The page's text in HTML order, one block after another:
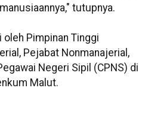
tutupnya.
Pimpinan Tinggi
Pejabat Nonmanajerial,
Negeri Sipil (CPNS) di
Malut.